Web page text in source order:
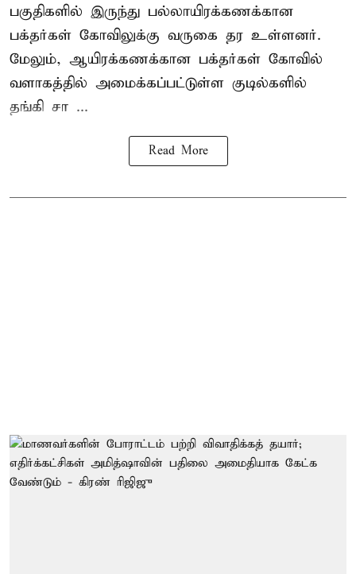
பகுதிகளில் இருந்து பல்லாயிரக்கணக்கான
பக்தர்கள் கோவிலுக்கு வருகை தர உள்ளனர்.
மேலும், ஆயிரக்கணக்கான பக்தர்கள் கோவில்
வளாகத்தில் அமைக்கப்பட்டுள்ள குடில்களில்
தங்கி சா ...
Read More